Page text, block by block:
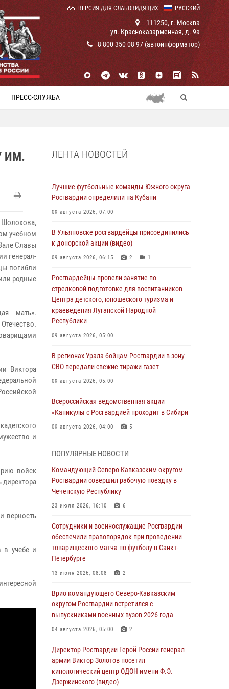
РУССКИЙ
ВЕРСИЯ ДЛЯ СЛАБОВИДЯЩИХ
111250, г. Москва
ул. Красноказарменная, д. 9а
8 800 350 08 97 (автоинформатор)
ПРЕСС-СЛУЖБА
ИМ.
учебном
Славы
генерал-
погибли
родные
мать».
Виктора
и
войск
директора
верность
в учебе и
ЛЕНТА НОВОСТЕЙ
Лучшие футбольные команды Южного округа
Росгвардии определили на Кубани
09 августа 2026, 07:00
В Ульяновске росгвардейцы присоединились
к донорской акции (видео)
09 августа 2026, 06:15 2 1
Росгвардейцы провели занятие по
стрелковой подготовке для воспитанников
Центра детского, юношеского туризма и
краеведения Луганской Народной
Республики
09 августа 2026, 05:00
В регионах Урала бойцам Росгвардии в зону
СВО передали свежие тиражи газет
09 августа 2026, 05:00
Всероссийская ведомственная акции
«Каникулы с Росгвардией проходит в Сибири
09 августа 2026, 04:00 5
занятие для детей на Поклонной горе в
Москве (видео)
08 августа 2026, 14:10 3 1
В ЛНР росгвардейцы провели тренировку по
спортивной школы
08 августа 2026, 13:00 1
Сотрудники Росгвардии присоединились к
утренней разминке у стен музея истории
08 августа 2026, 09:29 2
В Северо-Западном округе Росгвардии
продолжаются мероприятия в честь юбилея
08 августа 2026, 09:03 1
Росгвардейцы в ЛНР совершенствуют
навыки тактической медицины с учетом
ПОПУЛЯРНЫЕ НОВОСТИ
Командующий Северо-Кавказским округом
Росгвардии совершил рабочую поездку в
Чеченскую Республику
23 июля 2026, 16:10 6
Сотрудники и военнослужащие Росгвардии
обеспечили правопорядок при проведении
товарищеского матча по футболу в Санкт-
Петербурге
13 июля 2026, 08:08 2
Врио командующего Северо-Кавказским
округом Росгвардии встретился с
выпускниками военных вузов 2026 года
04 августа 2026, 05:00 2
Директор Росгвардии Герой России генерал
армии Виктор Золотов посетил
кинологический центр ОДОН имени Ф.Э.
Дзержинского (видео)